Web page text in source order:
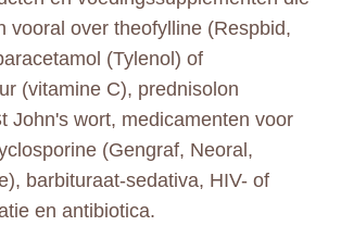
vooral over theofylline (Respbid,
(Tylenol) of
(vitamine C), prednisolon
John's wort, medicamenten voor
(Gengraf, Neoral,
barbituraat-sedativa, HIV- of
en antibiotica.